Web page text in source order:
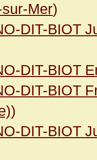
Mer)
DIT-BIOT
DIT-BIOT
DIT-BIOT
)
DIT-BIOT